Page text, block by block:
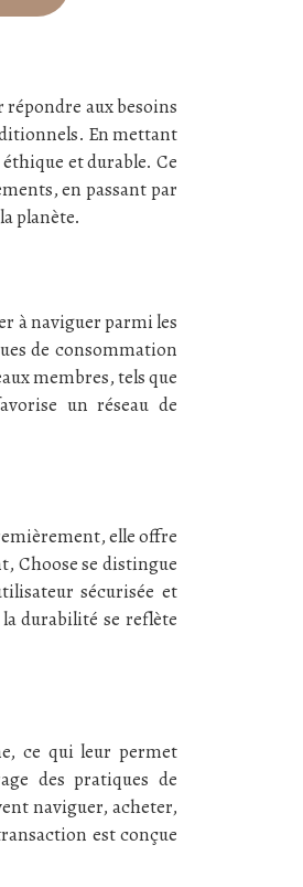
aux besoins
En mettant
et durable. Ce
en passant par
planète.
à naviguer parmi les
de consommation
membres, tels que
un réseau de
elle offre
Choose se distingue
sécurisée et
durabilité se reflète
ce qui leur permet
des pratiques de
naviguer, acheter,
est conçue